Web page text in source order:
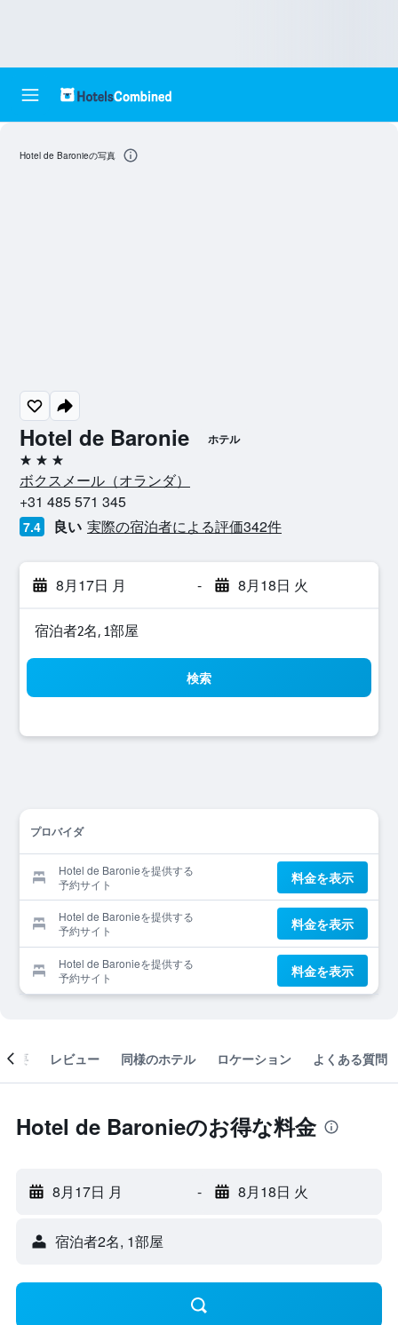
Hotel de Baronie ホテル
3つ星
ボクスメール​（オランダ​）​
+31 485 571 345
7.4 良い 実際の宿泊者による評価342​件
8月17日 月 - 8月18日 火
宿泊者2名, 1​部屋
検索
プロバイダ
Hotel de Baronieを提供する
予約サイト
料金を表示
Hotel de Baronieを提供する
予約サイト
料金を表示
Hotel de Baronieを提供する
予約サイト
料金を表示
Hotel de Baronieの写真
概要 レビュー 同様のホテル ロケーション よくある質問
Hotel de Baronieのお得な料金
8月17日 月 - 8月18日 火
宿泊者2名, 1​部屋